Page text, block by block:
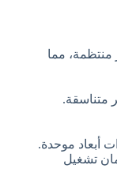
منتظمة، مما
متناسقة.
أبعاد موحدة.
تشغيل